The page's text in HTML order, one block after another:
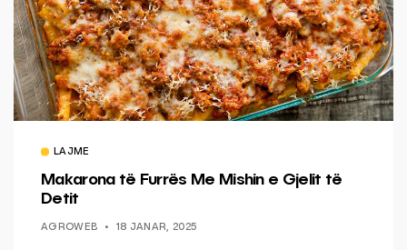
LAJME
Makarona të Furrës Me Mishin e Gjelit të
Detit
AGROWEB 18 JANAR, 2025